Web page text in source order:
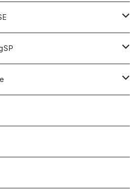
/ Clarinet
organ
/ b / ds
/ OLDIES
/ R&R
のフォーク
楽 - SOUNDTRACKS
/ READING